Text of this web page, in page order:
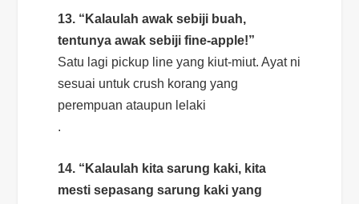
13. “Kalaulah awak sebiji buah,
tentunya awak sebijifine-apple!”
Satu lagi pickup lineyang kiut-miut. Ayat ni
sesuai untuk crush korang yang
perempuan ataupun lelaki
.
14. “Kalaulah kita sarung kaki, kita
mesti sepasang sarung kaki yang